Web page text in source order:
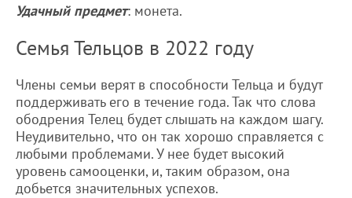
Удачный предмет: монета.
Семья Тельцов в 2022 году
Члены семьи верят в способности Тельца и будут
поддерживать его в течение года. Так что слова
ободрения Телец будет слышать на каждом шагу.
Неудивительно, что он так хорошо справляется с
любыми проблемами. У нее будет высокий
уровень самооценки, и, таким образом, она
добьется значительных успехов.